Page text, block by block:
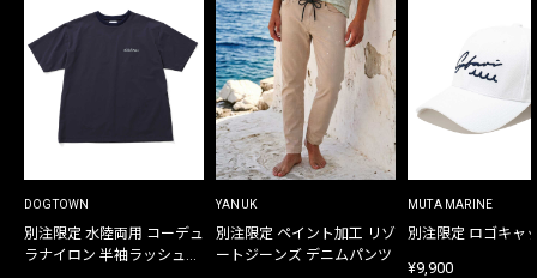
DOGTOWN
別注限定 水陸両用 コーデュ
ラナイロン 半袖ラッシュガ
YANUK
別注限定 ペイント加工 リゾ
ートジーンズ デニムパンツ
MUTA MARINE
別注限定 ロゴキャ
¥9,900